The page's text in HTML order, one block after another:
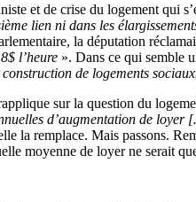
et de crise du logement qui
lien ni dans les
la députation
l’heure ». Dans ce qui semble
de logements
sur la question du
d’augmentation de
la remplace. Mais passons.
moyenne de loyer ne serait